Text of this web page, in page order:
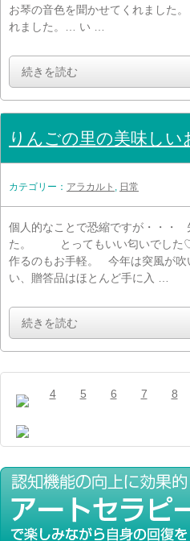
お琴の音色を聞かせてくれました
れました。… い …
続きを読む
りんごの里の美味しい
カテゴリー： アラカルト , 日常
個人的なことで恐縮ですが・・・
た。 とってもいい匂いでした♡
作るのもお手軽。 今年は突風が吹
い、贈答品はほとんど手に入 …
続きを読む
4 5 6 7 8